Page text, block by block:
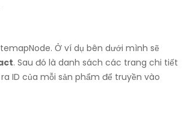
Ở ví dụ bên dưới mình sẽ
. Sau đó là danh sách các trang chi tiết
ID của mỗi sản phẩm để truyền vào